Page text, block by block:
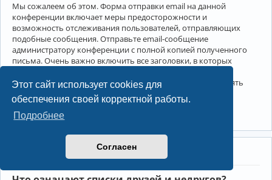
Этот сайт использует cookies для
обеспечения своей корректной работы.
Подробнее
Согласен
Мы сожалеем об этом. Форма отправки email на данной
конференции включает меры предосторожности и
возможность отслеживания пользователей, отправляющих
подобные сообщения. Отправьте email-сообщение
администратору конференции с полной копией полученного
письма. Очень важно включить все заголовки, в которых
Администратор конференции сможет в этом случае принять
меры.
Друзья и недруги